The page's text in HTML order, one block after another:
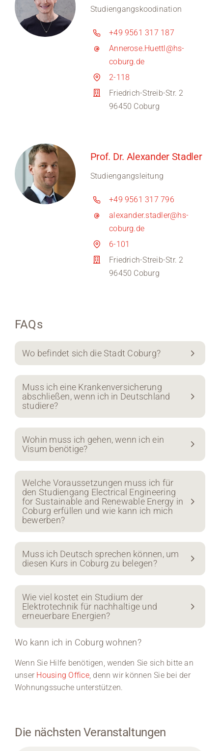
Studiengangskoodination
+49 9561 317 187
Annerose.Huettl@hs-
coburg.de
2-118
Friedrich-Streib-Str. 2
96450 Coburg
Prof. Dr. Alexander Stadler
Studiengangsleitung
+49 9561 317 796
alexander.stadler@hs-
coburg.de
6-101
Friedrich-Streib-Str. 2
96450 Coburg
FAQs
Wo befindet sich die Stadt Coburg?
Muss ich eine Krankenversicherung
abschließen, wenn ich in Deutschland
studiere?
Wohin muss ich gehen, wenn ich ein
Visum benötige?
Welche Voraussetzungen muss ich für
den Studiengang Electrical Engineering
for Sustainable and Renewable Energy in
Coburg erfüllen und wie kann ich mich
bewerben?
Muss ich Deutsch sprechen können, um
diesen Kurs in Coburg zu belegen?
Wie viel kostet ein Studium der
Elektrotechnik für nachhaltige und
erneuerbare Energien?
Wo kann ich in Coburg wohnen?
Wenn Sie Hilfe benötigen, wenden Sie sich bitte an
unser Housing Office, denn wir können Sie bei der
Wohnungssuche unterstützen.
Die nächsten Veranstaltungen